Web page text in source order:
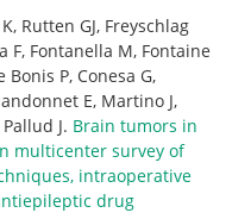
Rutten GJ, Freyschlag
F, Fontanella M, Fontaine
Bonis P, Conesa G,
E, Martino J,
J. Brain tumors in
multicenter survey of
intraoperative
drug